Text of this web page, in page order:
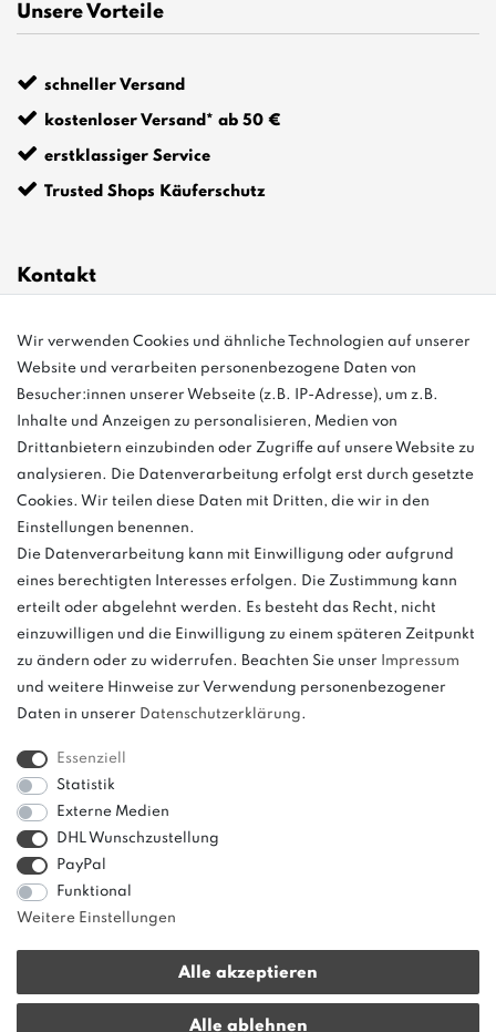
Unsere Vorteile
schneller Versand
kostenloser Versand* ab 50 €
erstklassiger Service
Trusted Shops Käuferschutz
Kontakt
info@bonvenon.de
03763 4048350
Montag - Freitag, 08:00 - 16:00
Anrufe aus dem dt. Festnetz zum Ortstarif, Preise aus dem Mobilfunknetz
ggf. abweichend (abhängig vom Provider).
und
weitere.
Wir verwenden Cookies und ähnliche Technologien auf unserer
Website und verarbeiten personenbezogene Daten von
Besucher:innen unserer Webseite (z.B. IP-Adresse), um z.B.
Inhalte und Anzeigen zu personalisieren, Medien von
Drittanbietern einzubinden oder Zugriffe auf unsere Website zu
analysieren. Die Datenverarbeitung erfolgt erst durch gesetzte
Cookies. Wir teilen diese Daten mit Dritten, die wir in den
Einstellungen benennen.
Die Datenverarbeitung kann mit Einwilligung oder aufgrund
eines berechtigten Interesses erfolgen. Die Zustimmung kann
erteilt oder abgelehnt werden. Es besteht das Recht, nicht
einzuwilligen und die Einwilligung zu einem späteren Zeitpunkt
zu ändern oder zu widerrufen. Beachten Sie unser
Impressum
und weitere Hinweise zur Verwendung personenbezogener
Daten in unserer Daten­schutz­erklärung.
Essenziell
Statistik
Externe Medien
DHL Wunschzustellung
PayPal
Funktional
Weitere Einstellungen
Alle akzeptieren
Alle ablehnen
Sinne einer Preisermäßigung, sondern lediglich
einen Preisvergleich zur unverbindlichen
Preisempfehlung seitens des Herstellers dar.